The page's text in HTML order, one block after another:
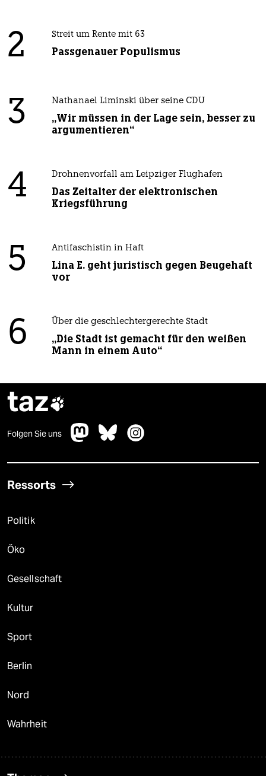
2 Streit um Rente mit 63
Passgenauer Populismus
3 Nathanael Liminski über seine CDU
„Wir müssen in der Lage sein, besser zu
argumentieren“
4 Drohnenvorfall am Leipziger Flughafen
Das Zeitalter der elektronischen
Kriegsführung
5 Antifaschistin in Haft
Lina E. geht juristisch gegen Beugehaft
vor
6 Über die geschlechtergerechte Stadt
„Die Stadt ist gemacht für den weißen
Mann in einem Auto“
taz
Folgen Sie uns
Ressorts
Politik
Öko
Gesellschaft
Kultur
Sport
Berlin
Nord
Wahrheit